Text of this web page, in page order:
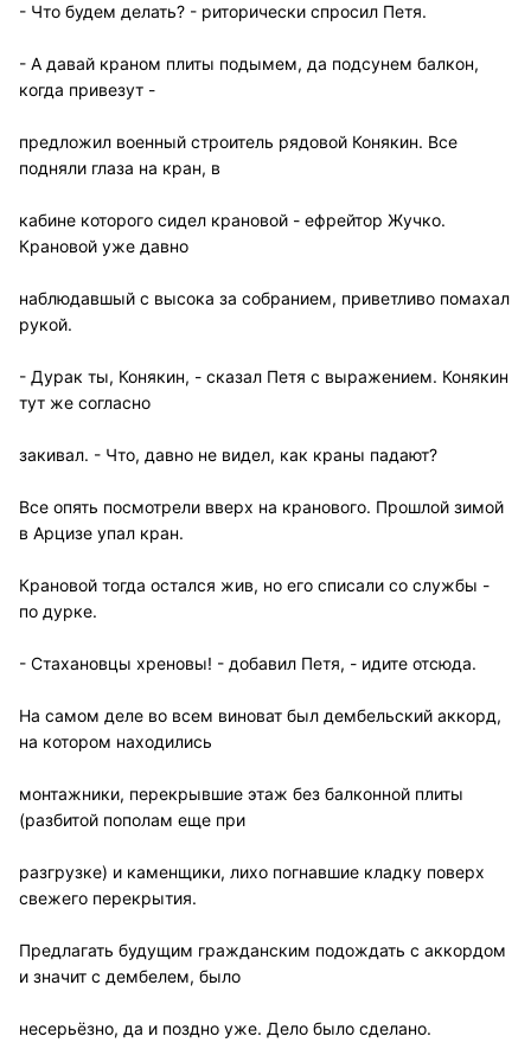
- Что будем делать? - риторически спросил Петя.
- А давай краном плиты подымем, да подсунем балкон,
когда привезут -
предложил военный строитель рядовой Конякин. Все
подняли глаза на кран, в
кабине которого сидел крановой - ефрейтор Жучко.
Крановой уже давно
наблюдавшый с высока за собранием, приветливо помахал
рукой.
- Дурак ты, Конякин, - сказал Петя с выражением. Конякин
тут же согласно
закивал. - Что, давно не видел, как краны падают?
Все опять посмотрели вверх на кранового. Прошлой зимой
в Арцизе упал кран.
Крановой тогда остался жив, но его списали со службы -
по дурке.
- Стахановцы хреновы! - добавил Петя, - идите отсюда.
На самом деле во всем виноват был дембельский аккорд,
на котором находились
монтажники, перекрывшие этаж без балконной плиты
(разбитой пополам еще при
разгрузке) и каменщики, лихо погнавшие кладку поверх
свежего перекрытия.
Предлагать будущим гражданским подождать с аккордом
и значит с дембелем, было
несерьёзно, да и поздно уже. Дело было сделано.